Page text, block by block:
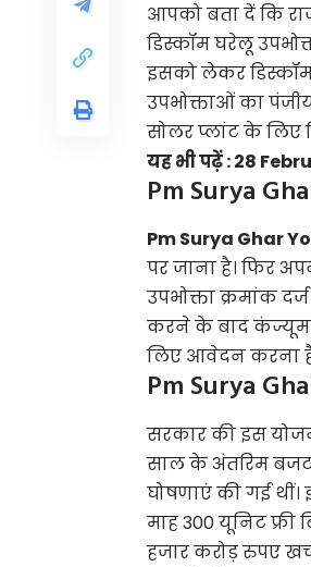
आपको बता दें कि
डिस्कॉम घरेलू
इसको लेकर
उपभोक्ताओं का
सोलर प्लांट के लिए
यह भी पढ़ें :28
Pm Surya
Pm Surya Ghar
पर जाना है। फिर
उपभोक्ता क्रमांक
करने के बाद
लिए आवेदन करना
Pm Surya
सरकार की इस
साल के अंतरिम बजट
घोषणाएं की गई
माह 300 यूनिट
हजार करोड़ रुपए